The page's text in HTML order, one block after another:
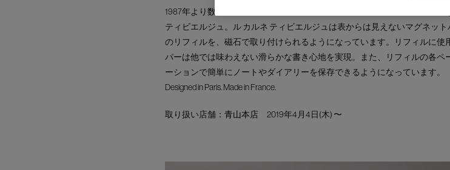
1987年より数々の高級メゾンのためのペーパーデザイナーとして活躍し
ティビエルジュ。ル カルネ ティビエルジュは表からは見えないマグネッ
のリフィルを、磁石で取り付けられるようになっています。リフィルに
パーは他では味わえない滑らかな書き心地を実現。また、リフィルの各
ーションで簡単にノートやダイアリーを保存できるようになっています。
Designed in Paris. Made in France.
取り扱い店舗： 青山本店 2019年4月4日(木) 〜